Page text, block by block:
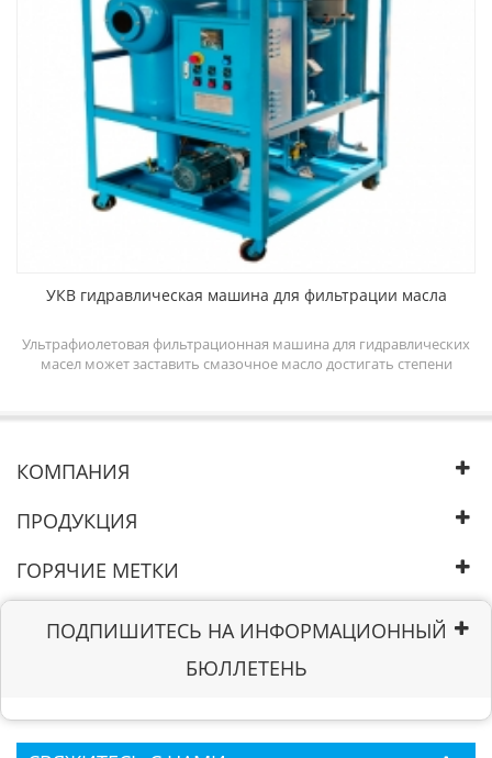
УКВ гидравлическая машина для фильтрации масла
Ультрафиолетовая фильтрационная машина для гидравлических
масел может заставить смазочное масло достигать степени
может очищать гидравлическое масло путем удаления
свободных и растворенных газов, частиц из масла.
КОМПАНИЯ
ПРОДУКЦИЯ
ГОРЯЧИЕ МЕТКИ
ПОДПИШИТЕСЬ НА ИНФОРМАЦИОННЫЙ
БЮЛЛЕТЕНЬ